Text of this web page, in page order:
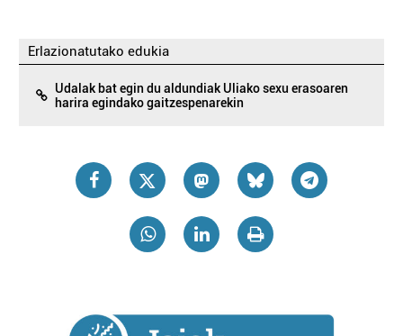
Erlazionatutako edukia
Udalak bat egin du aldundiak Uliako sexu erasoaren
harira egindako gaitzespenarekin